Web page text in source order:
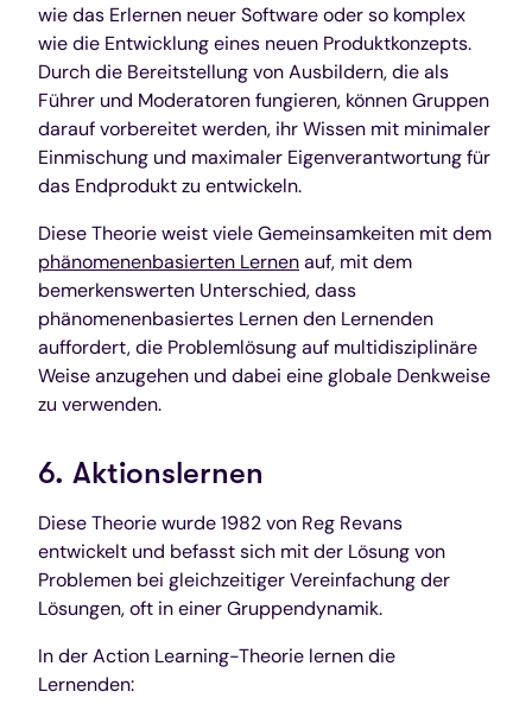
wie das Erlernen neuer Software oder so komplex
wie die Entwicklung eines neuen Produktkonzepts.
Durch die Bereitstellung von Ausbildern, die als
Führer und Moderatoren fungieren, können Gruppen
darauf vorbereitet werden, ihr Wissen mit minimaler
Einmischung und maximaler Eigenverantwortung für
das Endprodukt zu entwickeln.
Diese Theorie weist viele Gemeinsamkeiten mit dem
phänomenenbasierten Lernenauf, mit dem
bemerkenswerten Unterschied, dass
phänomenenbasiertes Lernen den Lernenden
auffordert, die Problemlösung auf multidisziplinäre
Weise anzugehen und dabei eine globale Denkweise
zu verwenden.
6. Aktionslernen
Diese Theorie wurde 1982 von Reg Revans
entwickelt und befasst sich mit der Lösung von
Problemen bei gleichzeitiger Vereinfachung der
Lösungen, oft in einer Gruppendynamik.
In der Action Learning-Theorie lernen die
Lernenden: